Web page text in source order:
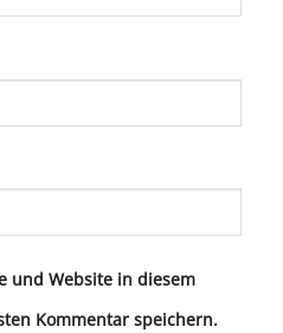
und Website in diesem
Kommentar speichern.